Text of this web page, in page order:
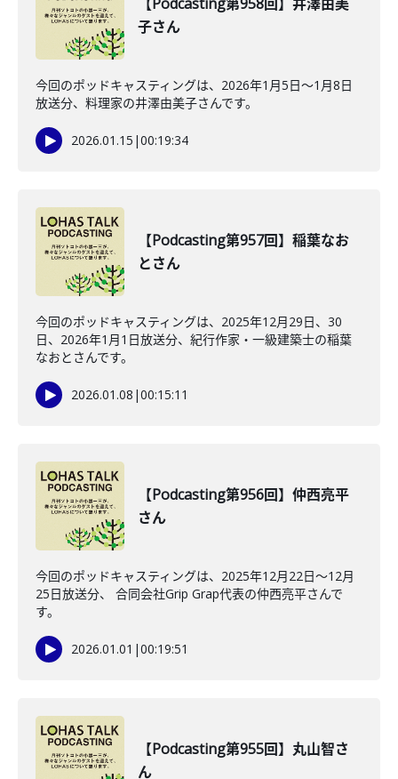
子さん
今回のポッドキャスティングは、2026年1月5日〜1月8日
放送分、料理家の井澤由美子さんです。
2026.01.15 |00:19:34
【Podcasting第957回】稲葉なお
とさん
今回のポッドキャスティングは、2025年12月29日、30
日、2026年1月1日放送分、紀行作家・一級建築士の稲葉
なおとさんです。
2026.01.08 |00:15:11
【Podcasting第956回】仲西亮平
さん
今回のポッドキャスティングは、2025年12月22日〜12月
25日放送分、 合同会社Grip Grap代表の仲西亮平さんで
す。
2026.01.01 |00:19:51
【Podcasting第955回】丸山智さ
ん